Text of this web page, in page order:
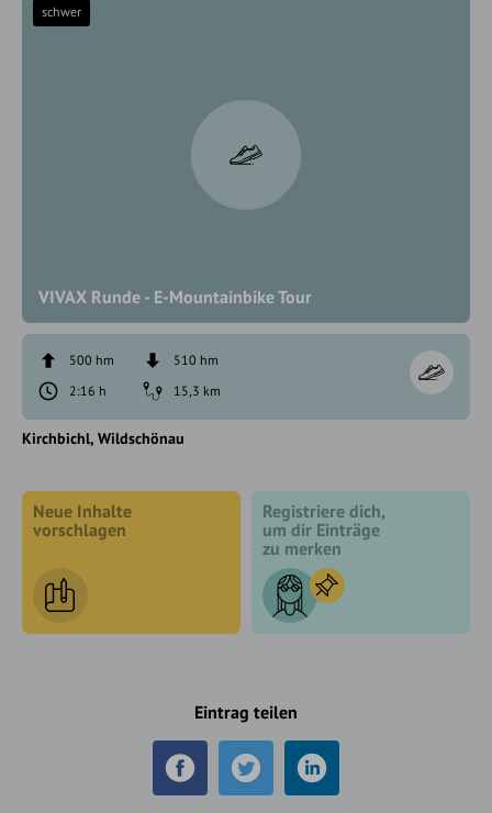
VIVAX Runde - E-Mountainbike Tour
schwer
500 hm
510 hm
2:16 h
15,3 km
Kirchbichl Wildschönau
Neue Inhalte
vorschlagen
Registriere dich,
um dir Einträge
zu merken
Eintrag teilen